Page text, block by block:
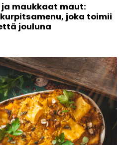
maukkaat maut:
joka toimii
jouluna